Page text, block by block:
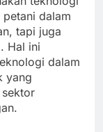
dalam
tapi juga
Hal ini
dalam
yang